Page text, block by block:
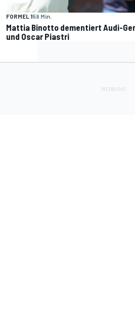
FORMEL 159 Min.
Mattia Binotto dementiert Audi-
und Oscar Piastri